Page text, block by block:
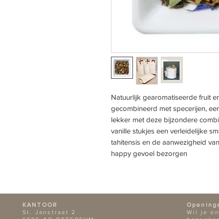
Natuurlijk gearomatiseerde fruit
gecombineerd met specerijen,
lekker met deze bijzondere
vanille stukjes een verleidelijke
tahitensis en de aanwezigheid
happy gevoel bezorgen
KANTOOR
St. Janstraat 2
Wil je